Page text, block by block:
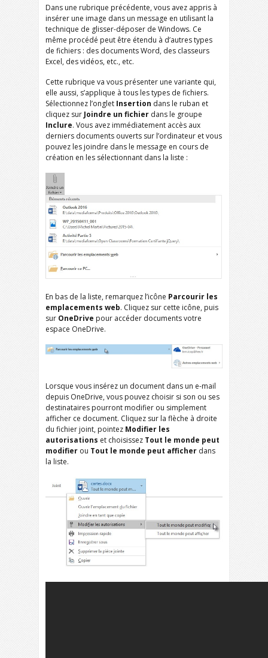
Dans une rubrique précédente, vous avez appris à
insérer une image dans un message en utilisant la
technique de glisser-déposer de Windows. Ce
même procédé peut être étendu à d’autres types
de fichiers : des documents Word, des classeurs
Excel, des vidéos, etc., etc.
Cette rubrique va vous présenter une variante qui,
elle aussi, s’applique à tous les types de fichiers.
Sélectionnez l’onglet Insertion dans le ruban et
cliquez sur Joindre un fichier dans le groupe
Inclure. Vous avez immédiatement accès aux
derniers documents ouverts sur l’ordinateur et vous
pouvez les joindre dans le message en cours de
création en les sélectionnant dans la liste :
En bas de la liste, remarquez l’icône Parcourir les
emplacements web. Cliquez sur cette icône, puis
sur OneDrive pour accéder documents votre
espace OneDrive.
Lorsque vous insérez un document dans un e-mail
depuis OneDrive, vous pouvez choisir si son ou ses
destinataires pourront modifier ou simplement
afficher ce document. Cliquez sur la flèche à droite
du fichier joint, pointez Modifier les
autorisations et choisissez Tout le monde peut
modifier ou Tout le monde peut afficher dans
la liste.